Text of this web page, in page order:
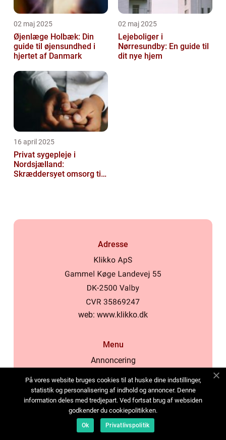
02 maj 2025
Øjenlæge Holbæk: Din
guide til øjensundhed i
hjertet af Danmark
02 maj 2025
Lejeboliger i
Nørresundby: En guide til
dit nye hjem
16 april 2025
Privat sygepleje i
Nordsjælland:
Skræddersyet omsorg til
Adresse
web: www.klikko.dk
Menu
Annoncering
Cookies
Kontakt os
Sitemap
På vores website bruges cookies til at huske dine indstillinger,
statistik og personalisering af indhold og annoncer. Denne
information deles med tredjepart. Ved fortsat brug af websiden
godkender du cookiepolitikken.
Ok Privatlivspolitik